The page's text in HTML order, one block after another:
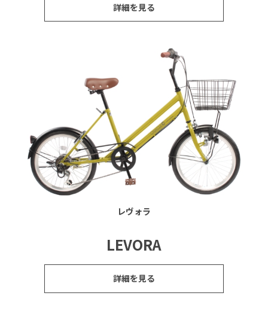
詳細を見る
レヴォラ
LEVORA
詳細を見る